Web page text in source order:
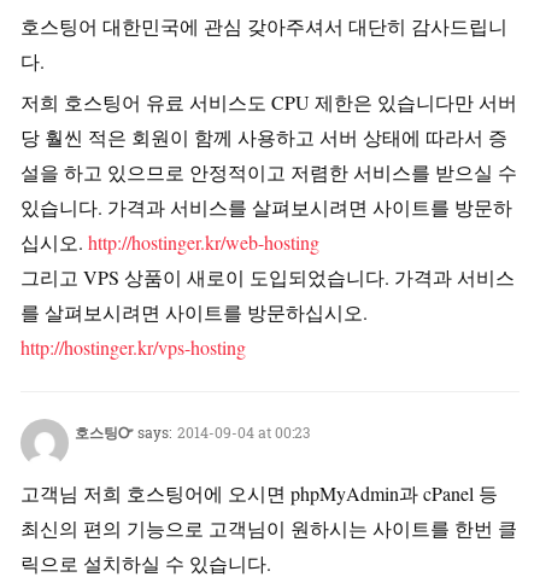
호스팅어 대한민국에 관심 갖아주셔서 대단히 감사드립니
다.
저희 호스팅어 유료 서비스도 CPU 제한은 있습니다만 서버
당 훨씬 적은 회원이 함께 사용하고 서버 상태에 따라서 증
설을 하고 있으므로 안정적이고 저렴한 서비스를 받으실 수
있습니다. 가격과 서비스를 살펴보시려면 사이트를 방문하
십시오. http://hostinger.kr/web-hosting
그리고 VPS 상품이 새로이 도입되었습니다. 가격과 서비스
를 살펴보시려면 사이트를 방문하십시오.
http://hostinger.kr/vps-hosting
호스팅Ꮕsays: 2014-09-04 at 00:23
고객님 저희 호스팅어에 오시면 phpMyAdmin과 cPanel 등
최신의 편의 기능으로 고객님이 원하시는 사이트를 한번 클
릭으로 설치하실 수 있습니다.